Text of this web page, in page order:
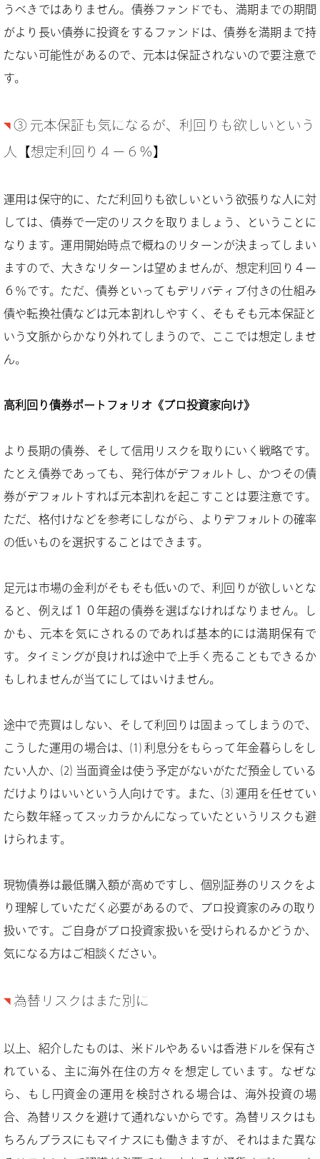
うべきではありません。債券ファンドでも、満期までの期間
がより長い債券に投資をするファンドは、債券を満期まで持
たない可能性があるので、元本は保証されないので要注意で
す。
③ 元本保証も気になるが、利回りも欲しいという
人【想定利回り４−６％】
運用は保守的に、ただ利回りも欲しいという欲張りな人に対
しては、債券で一定のリスクを取りましょう、ということに
なります。運用開始時点で概ねのリターンが決まってしまい
ますので、大きなリターンは望めませんが、想定利回り４ー
６％です。ただ、債券といってもデリバティブ付きの仕組み
債や転換社債などは元本割れしやすく、そもそも元本保証と
いう文脈からかなり外れてしまうので、ここでは想定しませ
ん。
高利回り債券ポートフォリオ《プロ投資家向け》
より長期の債券、そして信用リスクを取りにいく戦略です。
たとえ債券であっても、発行体がデフォルトし、かつその債
券がデフォルトすれば元本割れを起こすことは要注意です。
ただ、格付けなどを参考にしながら、よりデフォルトの確率
の低いものを選択することはできます。
足元は市場の金利がそもそも低いので、利回りが欲しいとな
ると、例えば１０年超の債券を選ばなければなりません。し
かも、元本を気にされるのであれば基本的には満期保有で
す。タイミングが良ければ途中で上手く売ることもできるか
もしれませんが当てにしてはいけません。
途中で売買はしない、そして利回りは固まってしまうので、
こうした運用の場合は、⑴ 利息分をもらって年金暮らしをし
たい人か、⑵ 当面資金は使う予定がないがただ預金している
だけよりはいいという人向けです。また、⑶ 運用を任せてい
たら数年経ってスッカラかんになっていたというリスクも避
けられます。
現物債券は最低購入額が高めですし、個別証券のリスクをよ
り理解していただく必要があるので、プロ投資家のみの取り
扱いです。ご自身がプロ投資家扱いを受けられるかどうか、
気になる方はご相談ください。
為替リスクはまた別に
以上、紹介したものは、米ドルやあるいは香港ドルを保有さ
れている、主に海外在住の方々を想定しています。なぜな
ら、もし円資金の運用を検討される場合は、海外投資の場
合、為替リスクを避けて通れないからです。為替リスクはも
ちろんプラスにもマイナスにも働きますが、それはまた異な